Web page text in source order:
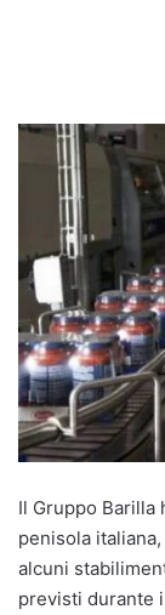
Il Gruppo Barilla
penisola
alcuni
previsti durante